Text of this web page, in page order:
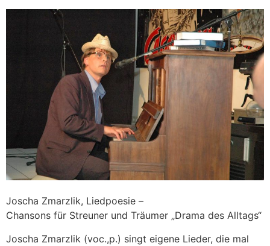
Joscha Zmarzlik, Liedpoesie –
Chansons für Streuner und Träumer „Drama des Alltags“
Joscha Zmarzlik (voc.,p.) singt eigene Lieder, die mal